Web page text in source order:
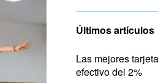
Últimos artículos
Las mejores
efectivo del 2%